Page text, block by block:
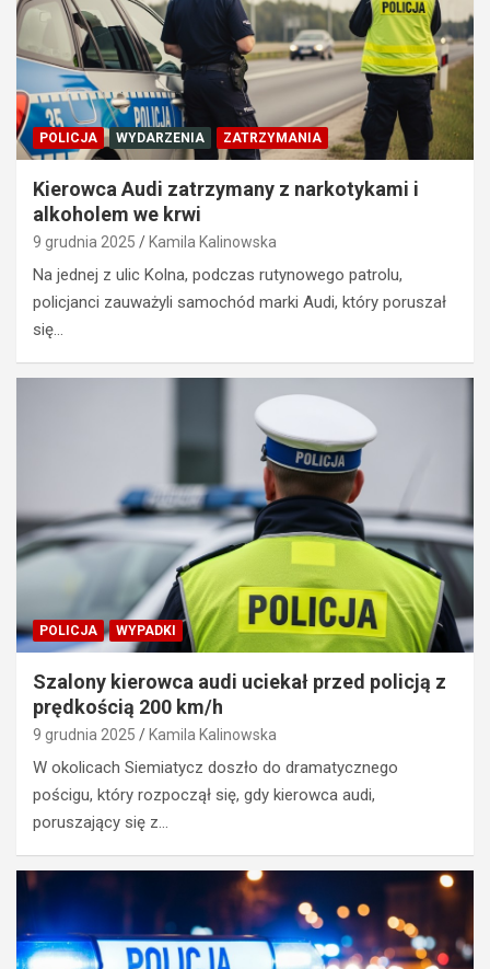
POLICJA WYDARZENIA ZATRZYMANIA
Kierowca Audi zatrzymany z narkotykami i
alkoholem we krwi
9 grudnia 2025 Kamila Kalinowska
Na jednej z ulic Kolna, podczas rutynowego patrolu,
policjanci zauważyli samochód marki Audi, który poruszał
się…
POLICJA WYPADKI
Szalony kierowca audi uciekał przed policją z
prędkością 200 km/h
9 grudnia 2025 Kamila Kalinowska
W okolicach Siemiatycz doszło do dramatycznego
pościgu, który rozpoczął się, gdy kierowca audi,
poruszający się z…